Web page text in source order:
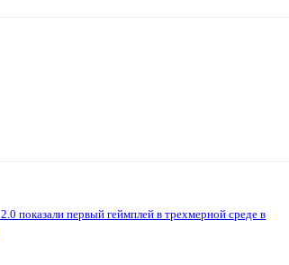
показали первый геймплей в трехмерной среде в